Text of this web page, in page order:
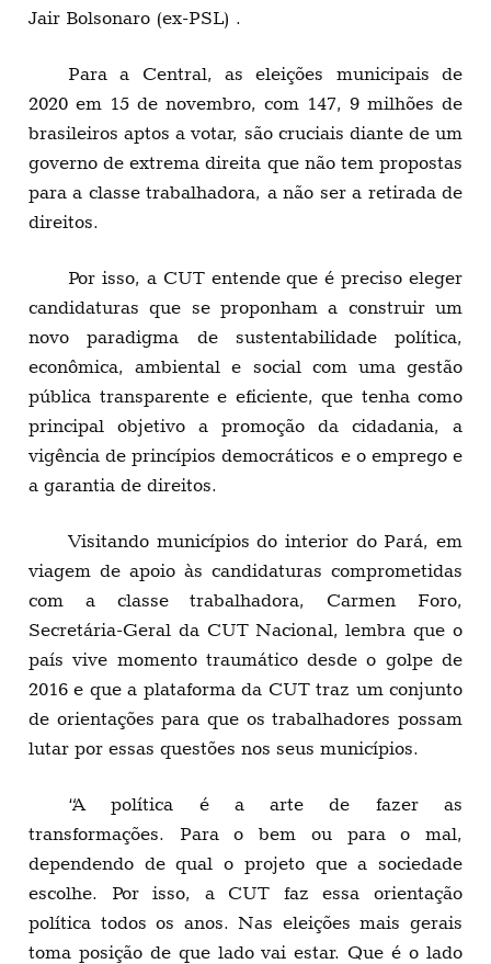
Jair Bolsonaro (ex-PSL) .
Para a Central, as eleições municipais de
2020 em 15 de novembro, com 147, 9 milhões de
brasileiros aptos a votar, são cruciais diante de um
governo de extrema direita que não tem propostas
para a classe trabalhadora, a não ser a retirada de
direitos.
Por isso, a CUT entende que é preciso eleger
candidaturas que se proponham a construir um
novo paradigma de sustentabilidade política,
econômica, ambiental e social com uma gestão
pública transparente e eficiente, que tenha como
principal objetivo a promoção da cidadania, a
vigência de princípios democráticos e o emprego e
a garantia de direitos.
Visitando municípios do interior do Pará, em
viagem de apoio às candidaturas comprometidas
com a classe trabalhadora, Carmen Foro,
Secretária-Geral da CUT Nacional, lembra que o
país vive momento traumático desde o golpe de
2016 e que a plataforma da CUT traz um conjunto
de orientações para que os trabalhadores possam
lutar por essas questões nos seus municípios.
“A política é a arte de fazer as
transformações. Para o bem ou para o mal,
dependendo de qual o projeto que a sociedade
escolhe. Por isso, a CUT faz essa orientação
política todos os anos. Nas eleições mais gerais
toma posição de que lado vai estar. Que é o lado